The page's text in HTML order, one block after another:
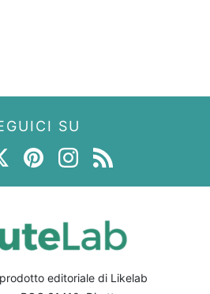
SU
editoriale di Likelab